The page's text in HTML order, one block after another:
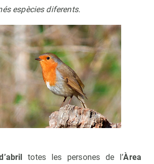
espècies diferents.
totes les persones de l’Àrea